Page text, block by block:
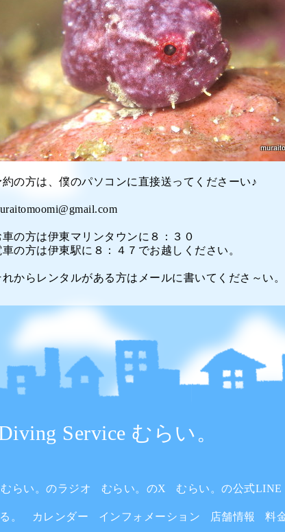
約の方は、僕のパソコンに直接送ってくださーい♪
車の方は伊東マリンタウンに８：３０
車の方は伊東駅に８：４７でお越しください。
れからレンタルがある方はメールに書いてくださ～い。
Service むらい。
むらい。のラジオ むらい。のX むらい。の公式LINE
。 カレンダー インフォメーション 店舗情報 料